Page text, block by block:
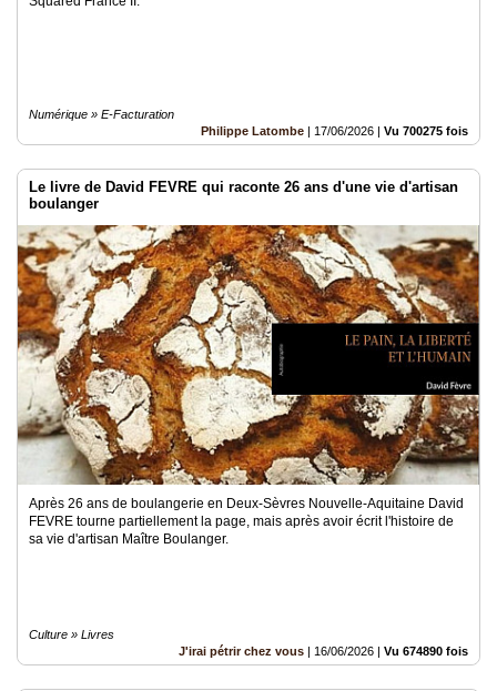
Numérique » E-Facturation
Philippe Latombe | 17/06/2026 | Vu 700275 fois
Le livre de David FEVRE qui raconte 26 ans d'une vie d'artisan
boulanger
Après 26 ans de boulangerie en Deux-Sèvres Nouvelle-Aquitaine David
FEVRE tourne partiellement la page, mais après avoir écrit l'histoire de
sa vie d'artisan Maître Boulanger.
Culture » Livres
J'irai pétrir chez vous | 16/06/2026 | Vu 674890 fois